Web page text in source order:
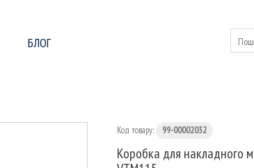
БЛОГ
Код товару: 99-00002032
Коробка для накладного